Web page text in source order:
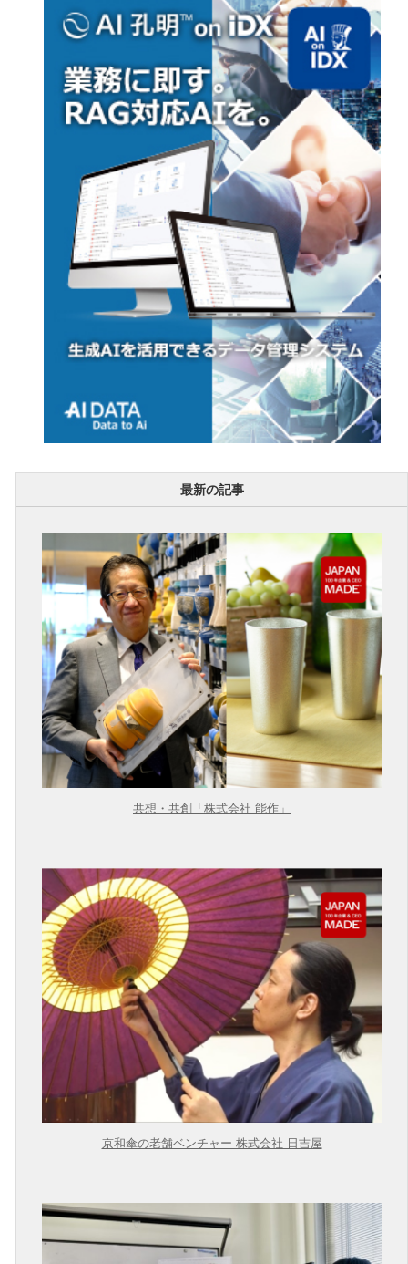
最新の記事
共想・共創「株式会社 能作」
京和傘の老舗ベンチャー 株式会社 日吉屋